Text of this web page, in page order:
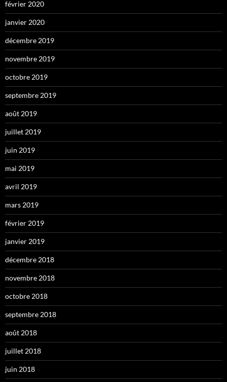
février 2020
janvier 2020
décembre 2019
novembre 2019
octobre 2019
septembre 2019
août 2019
juillet 2019
juin 2019
mai 2019
avril 2019
mars 2019
février 2019
janvier 2019
décembre 2018
novembre 2018
octobre 2018
septembre 2018
août 2018
juillet 2018
juin 2018